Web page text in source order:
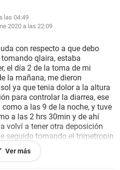
las 04:49
2020 a las 22:09
con respecto a que debo
qlaira, estaba
el día 2 de la toma de mi
la mañana, me dieron
ya que tenia dolor a la altura
para controlar la diarrea, ese
a las 9 de la noche, y tuve
a las 2 hrs 30min y de ahí
volví a tener otra deposición
seguido tomando el trimetropin
no se absorbió, pero si
mi pareja,y utilizara la pastilla
Ver más